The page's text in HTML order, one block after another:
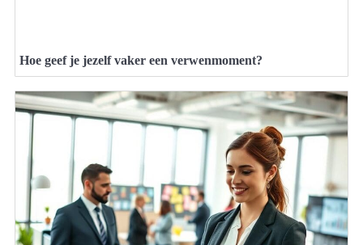
Hoe geef je jezelf vaker een verwenmoment?